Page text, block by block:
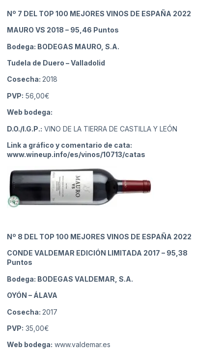
Nº 7 DEL TOP 100 MEJORES VINOS DE ESPAÑA 2022
MAURO VS 2018 – 95,46 Puntos
Bodega: BODEGAS MAURO, S.A.
Tudela de Duero – Valladolid
Cosecha: 2018
PVP: 56,00€
Web bodega:
D.O./I.G.P.: VINO DE LA TIERRA DE CASTILLA Y LEÓN
Link a gráfico y comentario de cata:
www.wineup.info/es/vinos/10713/catas
Nº 8 DEL TOP 100 MEJORES VINOS DE ESPAÑA 2022
CONDE VALDEMAR EDICIÓN LIMITADA 2017 – 95,38
Puntos
Bodega: BODEGAS VALDEMAR, S.A.
OYÓN – ÁLAVA
Cosecha: 2017
PVP: 35,00€
Web bodega: www.valdemar.es